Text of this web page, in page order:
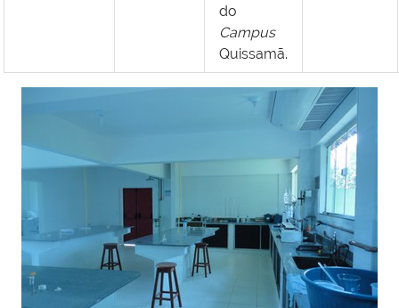
do
Campus
Quissamã.